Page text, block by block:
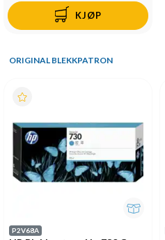
KJØP
ORIGINAL BLEKKPATRON
P2V68A